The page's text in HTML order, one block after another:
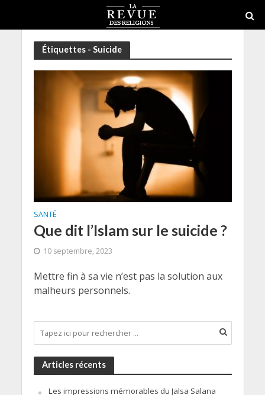
Étiquettes - Suicide
SANTÉ
Que dit l’Islam sur le suicide ?
10 septembre, 2023
Mettre fin à sa vie n’est pas la solution aux
malheurs personnels.
Articles récents
Les impressions mémorables du Jalsa Salana